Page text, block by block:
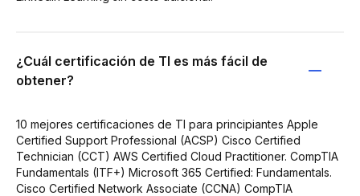
¿Cuál certificación de TI es más fácil de
obtener?
10 mejores certificaciones de TI para principiantes Apple
Certified Support Professional (ACSP) Cisco Certified
Technician (CCT) AWS Certified Cloud Practitioner. CompTIA
Fundamentals (ITF+) Microsoft 365 Certified: Fundamentals.
Cisco Certified Network Associate (CCNA) CompTIA